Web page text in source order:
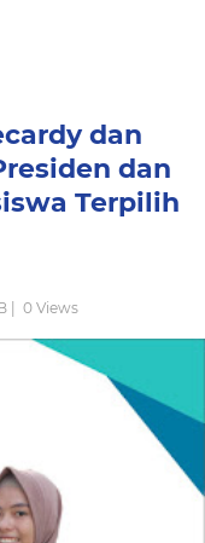
dan
dan
Terpilih
| 0 Views